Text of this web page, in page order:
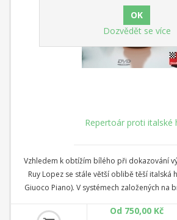
Repertoár proti italské
Vzhledem k obtížím bílého při dokazování
Ruy Lopez se stále větší oblibě těší italská
Giuoco Piano). V systémech založených na
pozičnímu tlaku jako ve "španělské
Od 750,00 Kč
Dozvědět se více